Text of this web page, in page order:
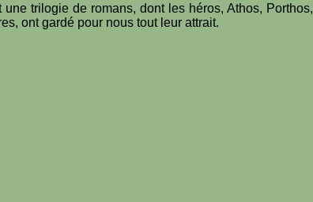
trilogie de romans, dont les héros, Athos,
ont gardé pour nous tout leur attrait.